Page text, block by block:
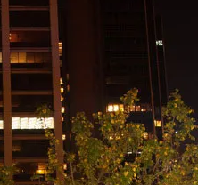
Bio
Contacto